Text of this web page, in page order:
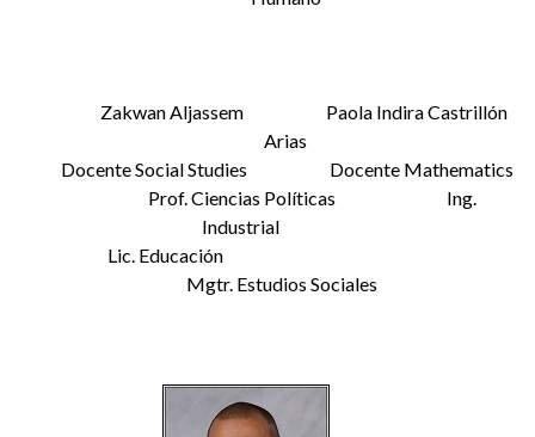
Zakwan Aljassem Paola Indira Castrillón
Arias
Docente Social Studies Docente Mathematics
Prof. Ciencias Políticas Ing.
Industrial
Lic. Educación
Mgtr. Estudios Sociales